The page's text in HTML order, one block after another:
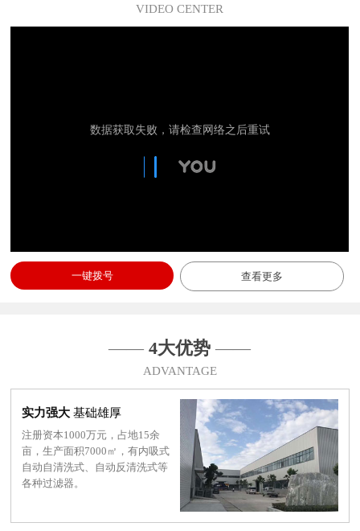
VIDEO CENTER
一键拨号 查看更多
——4大优势 ——
ADVANTAGE
实力强大 基础雄厚
注册资本1000万元，占地15余
亩，生产面积7000㎡，有内吸式
自动自清洗式、自动反清洗式等
各种过滤器。